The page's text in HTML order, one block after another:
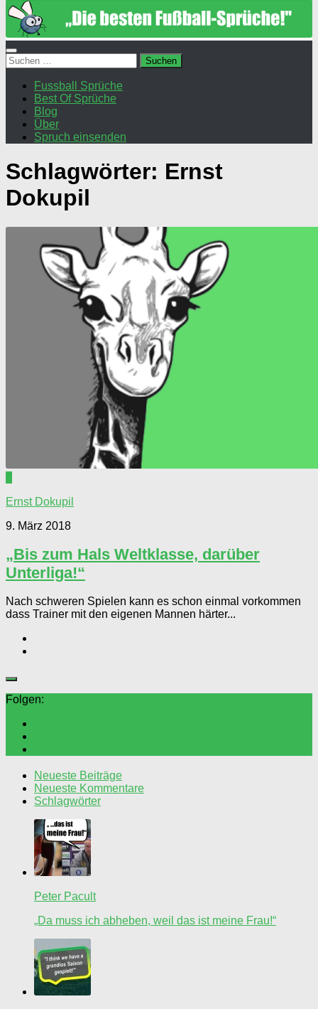
Suchen
nach:
Fussball Sprüche
Best Of Sprüche
Blog
Über
Spruch einsenden
Schlagwörter: Ernst
Dokupil
Ernst Dokupil
9. März 2018
„Bis zum Hals Weltklasse, darüber
Unterliga!“
Nach schweren Spielen kann es schon einmal vorkommen
dass Trainer mit den eigenen Mannen härter...
Folgen:
Neueste Beiträge
Neueste Kommentare
Schlagwörter
Peter Pacult
„Da muss ich abheben, weil das ist meine Frau!“